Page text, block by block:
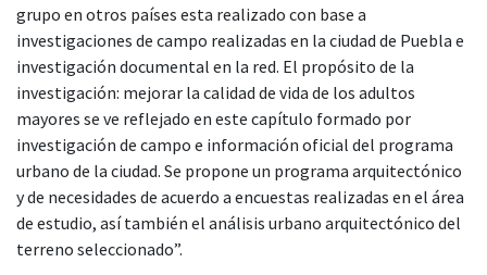
grupo en otros países esta realizado con base a
investigaciones de campo realizadas en la ciudad de Puebla e
investigación documental en la red. El propósito de la
investigación: mejorar la calidad de vida de los adultos
mayores se ve reflejado en este capítulo formado por
investigación de campo e información oficial del programa
urbano de la ciudad. Se propone un programa arquitectónico
y de necesidades de acuerdo a encuestas realizadas en el área
de estudio, así también el análisis urbano arquitectónico del
terreno seleccionado”.